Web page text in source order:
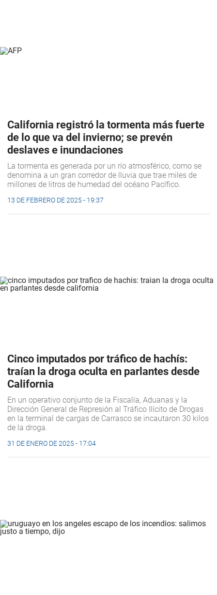
California registró la tormenta más fuerte
de lo que va del invierno; se prevén
deslaves e inundaciones
La tormenta es generada por un río atmosférico, como se
denomina a un gran corredor de lluvia que trae miles de
millones de litros de humedad del océano Pacífico.
13 DE FEBRERO DE 2025 - 19:37
Cinco imputados por tráfico de hachís:
traían la droga oculta en parlantes desde
California
En un operativo conjunto de la Fiscalía, Aduanas y la
Dirección General de Represión al Tráfico Ilícito de Drogas
en la terminal de cargas de Carrasco se incautaron 30 kilos
de la droga.
31 DE ENERO DE 2025 - 17:04